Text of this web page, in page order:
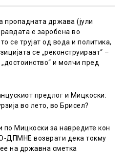
пропадната држава (јули
е заробена во
се трујат од вода и политика,
се „реконструираат“ –
и молчи пред
предлог и Мицкоски:
во лето, во Брисел?
по Мицкоски за навредите кон
ДПМНЕ возврати дека токму
на државна сметка